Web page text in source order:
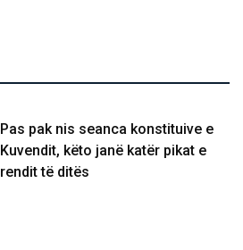
Pas pak nis seanca konstituive e
Kuvendit, këto janë katër pikat e
rendit të ditës